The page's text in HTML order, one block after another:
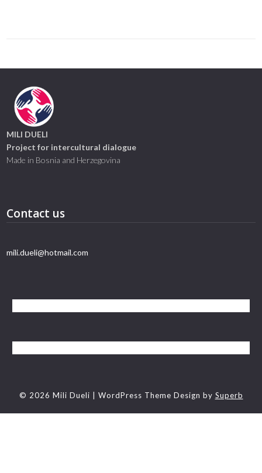
MILI DUELI
Project for intercultural dialogue
Made in Bosnia and Herzegovina
Contact us
mili.dueli@hotmail.com
© 2026 Mili Dueli | WordPress Theme Design by Superb